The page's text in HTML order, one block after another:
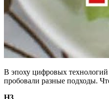
В эпоху цифровых
пробовали разные подходы.
H3